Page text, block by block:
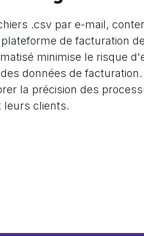
.csv par e-mail,
de facturation
minimise le risque
données de
la précision des
leurs clients.